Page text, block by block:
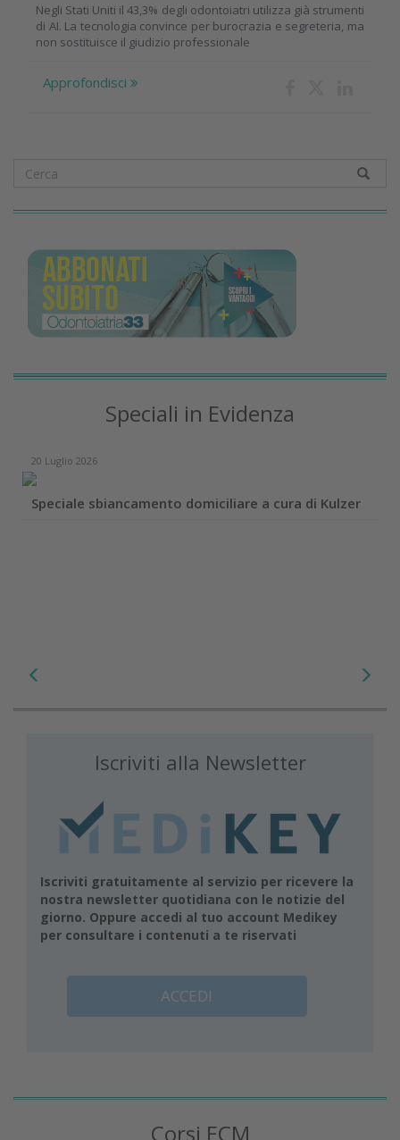
Negli Stati Uniti il 43,3% degli odontoiatri utilizza già strumenti
di AI. La tecnologia convince per burocrazia e segreteria, ma
non sostituisce il giudizio professionale
Approfondisci
Speciali in Evidenza
20 Luglio 2026
Speciale sbiancamento domiciliare a cura di Kulzer
Iscriviti alla Newsletter
Iscriviti gratuitamente al servizio per ricevere la
nostra newsletter quotidiana con le notizie del
giorno. Oppure accedi al tuo account Medikey
per consultare i contenuti a te riservati
ACCEDI
Corsi ECM